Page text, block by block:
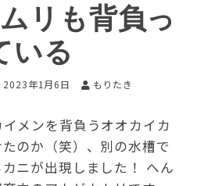
リも背負っ
いる
2023年1月6日 もりたき
メンを背負うオオカイカ
のか（笑）、別の水槽で
ニが出現しました！ へん